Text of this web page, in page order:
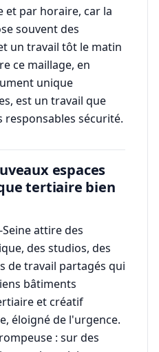
et par horaire, car la
souvent des
un travail tôt le matin
ce maillage, en
unique
est un travail que
responsables sécurité.
espaces
tertiaire bien
attire des
des studios, des
de travail partagés qui
bâtiments
et créatif
éloigné de l'urgence.
: sur des